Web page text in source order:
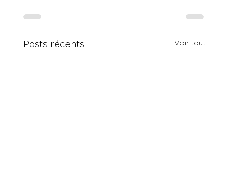
Posts récents Voir tout